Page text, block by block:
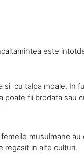
este
si cu talpa moale. In
poate fii brodata sau
musulmane au
regasit in alte culturi.